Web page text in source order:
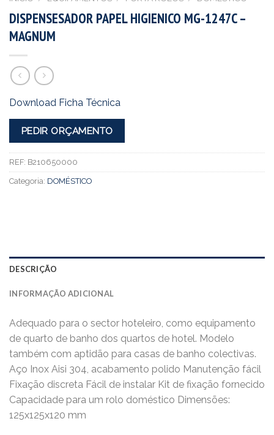
DISPENSESADOR PAPEL HIGIENICO MG-1247C –
MAGNUM
Download Ficha Técnica
PEDIR ORÇAMENTO
REF: B210650000
Categoria: DOMÉSTICO
DESCRIÇÃO
INFORMAÇÃO ADICIONAL
Adequado para o sector hoteleiro, como equipamento
de quarto de banho dos quartos de hotel. Modelo
também com aptidão para casas de banho colectivas.
Aço Inox Aisi 304, acabamento polido Manutenção fácil
Fixação discreta Fácil de instalar Kit de fixação fornecido
Capacidade para um rolo doméstico Dimensões:
125x125x120 mm